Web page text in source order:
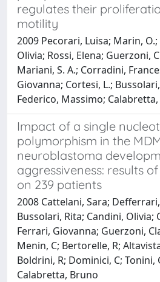
regulates their
motility
2009 Pecorari, Luisa; Marin,
Olivia; Rossi, Elena; Guerzoni,
Mariani, S. A.; Corradini,
Giovanna; Cortesi, L.;
Federico, Massimo;
Impact of a single
polymorphism in the
neuroblastoma
aggressiveness: results
on 239 patients
2008 Cattelani, Sara;
Bussolari, Rita; Candini, Olivia;
Ferrari, Giovanna; Guerzoni,
Menin, C; Bertorelle, R;
Boldrini, R; Dominici, C; Tonini,
Calabretta, Bruno